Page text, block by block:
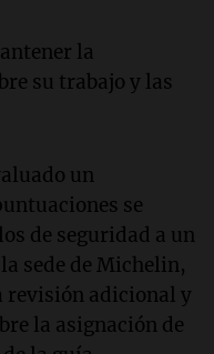
la
su trabajo y las
un
se
de seguridad a un
sede de Michelin,
revisión adicional y
la asignación de